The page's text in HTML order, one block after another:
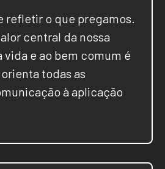
refletir o que pregamos.
central da nossa
vida e ao bem comum é
todas as
à aplicação